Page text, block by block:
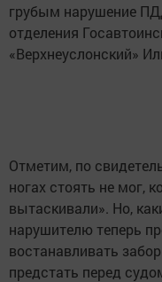
грубым нарушение
отделения
«Верхнеуслонский»
Отметим, по
ногах стоять не мог,
вытаскивали». Но,
нарушителю теперь
востанавливать
предстать перед